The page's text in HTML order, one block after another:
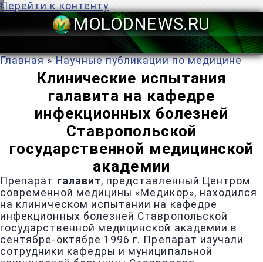
Перейти к контенту
Главная » Научные публикации по медицине
Клинические испытания
галавита на кафедре
инфекционных болезней
Ставропольской
государственной медицинской
академии
Препарат галавит, представленный Центром
современной медицины «Медикор», находился
на клиническом испытании на кафедре
инфекционных болезней Ставропольской
государственной медицинской академии в
сентябре-октябре 1996 г. Препарат изучали
сотрудники кафедры и муниципальной